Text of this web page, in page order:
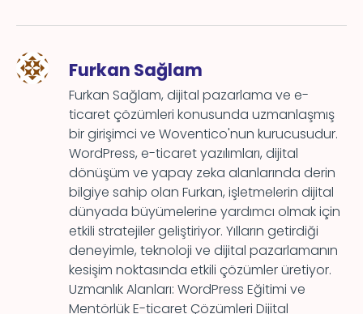
Furkan Sağlam
Furkan Sağlam, dijital pazarlama ve e-
ticaret çözümleri konusunda uzmanlaşmış
bir girişimci ve Woventico'nun kurucusudur.
WordPress, e-ticaret yazılımları, dijital
dönüşüm ve yapay zeka alanlarında derin
bilgiye sahip olan Furkan, işletmelerin dijital
dünyada büyümelerine yardımcı olmak için
etkili stratejiler geliştiriyor. Yılların getirdiği
deneyimle, teknoloji ve dijital pazarlamanın
kesişim noktasında etkili çözümler üretiyor.
Uzmanlık Alanları: WordPress Eğitimi ve
Mentörlük E-ticaret Çözümleri Dijital